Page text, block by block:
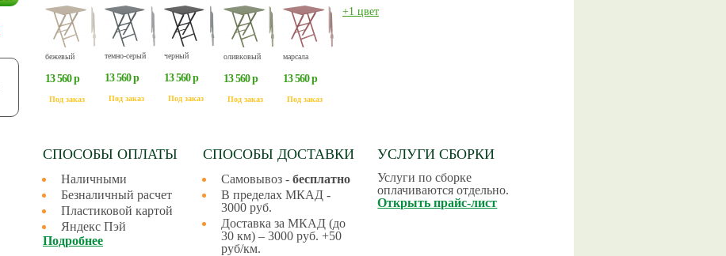
бежевый
13 560 р
Под заказ
темно-серый
13 560 р
Под заказ
черный
13 560 р
Под заказ
оливковый
13 560 р
Под заказ
марсала
13 560 р
Под заказ
+1 цвет
СПОСОБЫ ОПЛАТЫ
Наличными
Безналичный расчет
Пластиковой картой
Яндекс Пэй
Подробнее
СПОСОБЫ ДОСТАВКИ
Самовывоз - бесплатно
В пределах МКАД -
3000 руб.
Доставка за МКАД (до
30 км) – 3000 руб. +50
руб/км.
УСЛУГИ СБОРКИ
Услуги по сборке
оплачиваются отдельно.
Открыть прайс-лист